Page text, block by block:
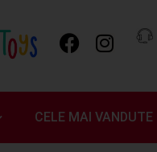
CELE MAI VANDUTE